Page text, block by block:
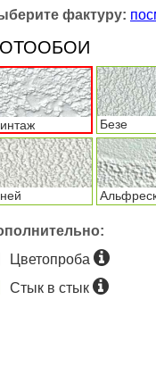
фактуру:
Безе
Цветопроба
Стык в стык